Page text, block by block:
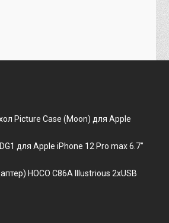
Picture Case (Moon) для Apple
для Apple iPhone 12 Pro max 6.7"
HOCO C86A Illustrious 2xUSB